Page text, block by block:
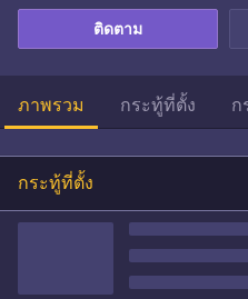
ติดตาม
ภาพรวม กระทู้ที่ตั้ง ก
กระทู้ที่ตั้ง